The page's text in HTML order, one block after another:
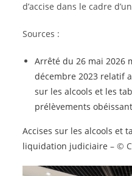
d’accise dans le cadre
Sources :
Arrêté du 26 mai 2026
décembre 2023 relatif
sur les alcools et les
prélèvements
Accises sur les alcools et
liquidation judiciaire – ©